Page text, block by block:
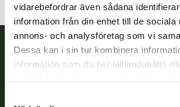
vidarebefordrar även sådana
information från din enhet till de sociala
annons- och analysföretag som vi
Dessa kan i sin tur kombinera
information som du har tillhandahållit
Finlands viltcentral